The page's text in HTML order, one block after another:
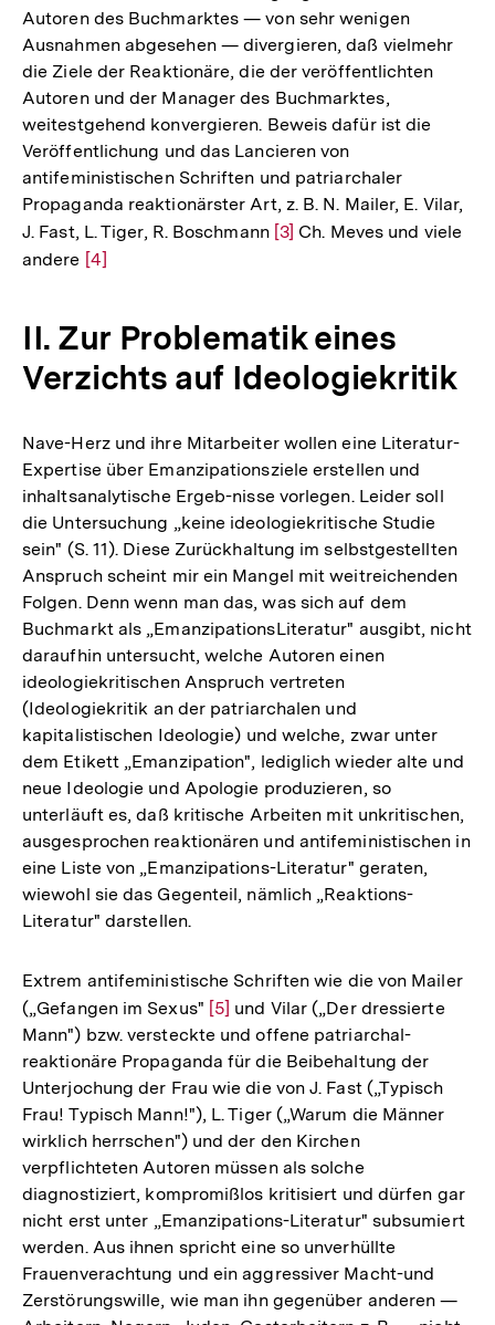
Autoren des Buchmarktes — von sehr wenigen
Ausnahmen abgesehen — divergieren, daß vielmehr
die Ziele der Reaktionäre, die der veröffentlichten
Autoren und der Manager des Buchmarktes,
weitestgehend konvergieren. Beweis dafür ist die
Veröffentlichung und das Lancieren von
antifeministischen Schriften und patriarchaler
Propaganda reaktionärster Art, z. B. N. Mailer, E. Vilar,
J. Fast, L. Tiger, R. Boschmann Zur
[3] Ch. Meves und viele
andere Zur
Fußnote
[4]
II. Zur Problematik eines
Verzichts auf Ideologiekritik
Nave-Herz und ihre Mitarbeiter wollen eine Literatur-
Expertise über Emanzipationsziele erstellen und
inhaltsanalytische Ergeb-nisse vorlegen. Leider soll
die Untersuchung „keine ideologiekritische Studie
sein" (S. 11). Diese Zurückhaltung im selbstgestellten
Anspruch scheint mir ein Mangel mit weitreichenden
Folgen. Denn wenn man das, was sich auf dem
Buchmarkt als „EmanzipationsLiteratur" ausgibt, nicht
daraufhin untersucht, welche Autoren einen
ideologiekritischen Anspruch vertreten
(Ideologiekritik an der patriarchalen und
kapitalistischen Ideologie) und welche, zwar unter
dem Etikett „Emanzipation", lediglich wieder alte und
neue Ideologie und Apologie produzieren, so
unterläuft es, daß kritische Arbeiten mit unkritischen,
ausgesprochen reaktionären und antifeministischen in
eine Liste von „Emanzipations-Literatur" geraten,
wiewohl sie das Gegenteil, nämlich „Reaktions-
Literatur" darstellen.
Extrem antifeministische Schriften wie die von Mailer
(„Gefangen im Sexus" Zur
Auflösung
der
Fußnote
[5] und Vilar („Der dressierte
Mann") bzw. versteckte und offene patriarchal-
reaktionäre Propaganda für die Beibehaltung der
Unterjochung der Frau wie die von J. Fast („Typisch
Frau! Typisch Mann!"), L. Tiger („Warum die Männer
wirklich herrschen") und der den Kirchen
verpflichteten Autoren müssen als solche
diagnostiziert, kompromißlos kritisiert und dürfen gar
nicht erst unter „Emanzipations-Literatur" subsumiert
werden. Aus ihnen spricht eine so unverhüllte
Frauenverachtung und ein aggressiver Macht-und
Zerstörungswille, wie man ihn gegenüber anderen —